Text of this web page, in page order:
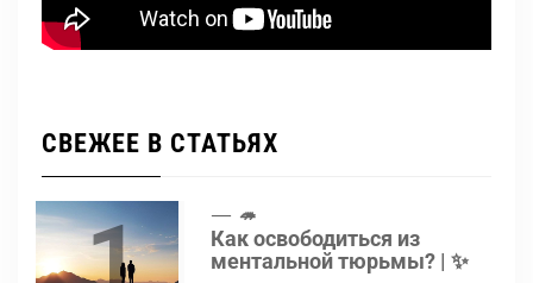
СВЕЖЕЕ В СТАТЬЯХ
🦔
Как освободиться из
ментальной тюрьмы? | ✨